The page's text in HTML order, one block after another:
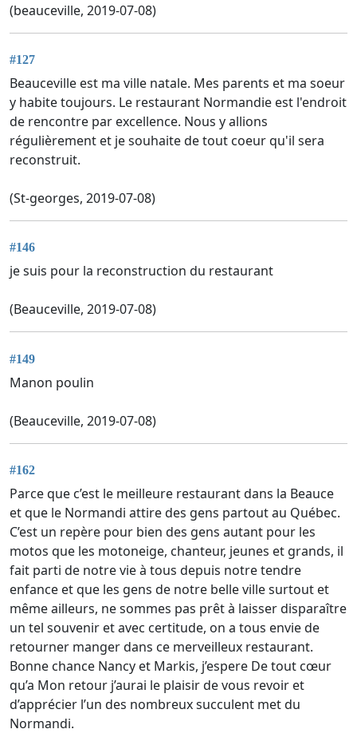
(beauceville, 2019-07-08)
#127
Beauceville est ma ville natale. Mes parents et ma soeur
y habite toujours. Le restaurant Normandie est l'endroit
de rencontre par excellence. Nous y allions
régulièrement et je souhaite de tout coeur qu'il sera
reconstruit.
(St-georges, 2019-07-08)
#146
je suis pour la reconstruction du restaurant
(Beauceville, 2019-07-08)
#149
Manon poulin
(Beauceville, 2019-07-08)
#162
Parce que c’est le meilleure restaurant dans la Beauce
et que le Normandi attire des gens partout au Québec.
C’est un repère pour bien des gens autant pour les
motos que les motoneige, chanteur, jeunes et grands, il
fait parti de notre vie à tous depuis notre tendre
enfance et que les gens de notre belle ville surtout et
même ailleurs, ne sommes pas prêt à laisser disparaître
un tel souvenir et avec certitude, on a tous envie de
retourner manger dans ce merveilleux restaurant.
Bonne chance Nancy et Markis, j’espere De tout cœur
qu’a Mon retour j’aurai le plaisir de vous revoir et
d’apprécier l’un des nombreux succulent met du
Normandi.